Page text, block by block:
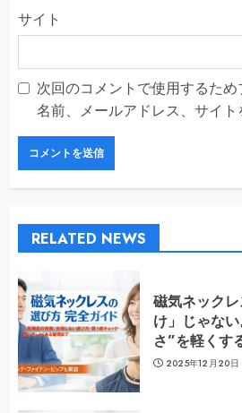
サイト
次回のコメントで使用するた
名前、メールアドレス、サイト
RELATED NEWS
磁気ネック
け」じゃな
さ”を軽くす
2025年12月20日